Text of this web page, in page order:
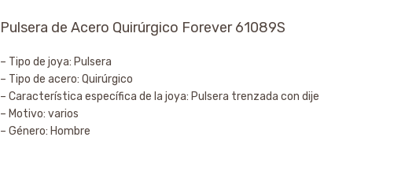
Pulsera de Acero Quirúrgico Forever 61089S
– Tipo de joya: Pulsera
– Tipo de acero: Quirúrgico
– Característica específica de la joya: Pulsera trenzada con dije
– Motivo: varios
– Género: Hombre